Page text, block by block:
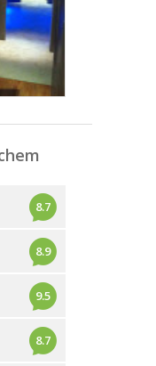
8.7
8.9
9.5
8.7